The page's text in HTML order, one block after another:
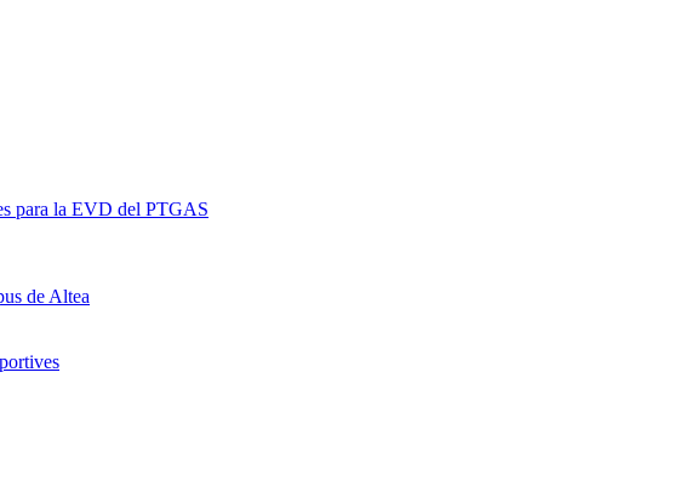
para la EVD del PTGAS
de Altea